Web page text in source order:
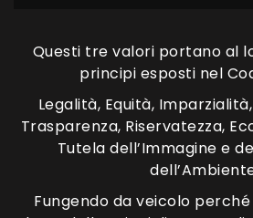
Questi tre valori portano al
principi esposti nel
Legalità, Equità,
Trasparenza, Riservatezza,
Tutela dell’Immagine e
Fungendo da veicolo